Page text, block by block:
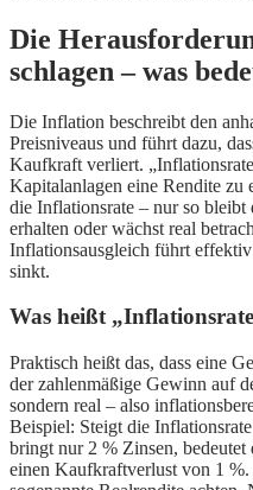
Die
schlagen – was
Die Inflation beschreibt den
Preisniveaus und führt dazu,
Kaufkraft verliert.
Kapitalanlagen eine Rendite zu
die Inflationsrate – nur so bleibt
erhalten oder wächst real
Inflationsausgleich führt
sinkt.
Was heißt
Praktisch heißt das, dass eine
der zahlenmäßige Gewinn auf
sondern real – also
Beispiel: Steigt die
bringt nur 2 % Zinsen, bedeutet
einen Kaufkraftverlust von 1